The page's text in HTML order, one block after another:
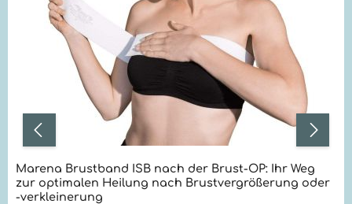
Marena Brustband ISB nach der Brust-OP: Ihr Weg
zur optimalen Heilung nach Brustvergrößerung oder
-verkleinerung